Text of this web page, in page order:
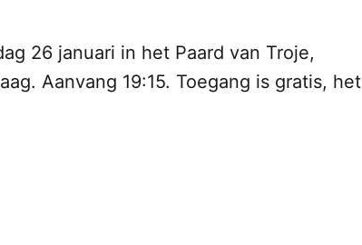
26 januari in het Paard van Troje,
Aanvang 19:15. Toegang is gratis, het